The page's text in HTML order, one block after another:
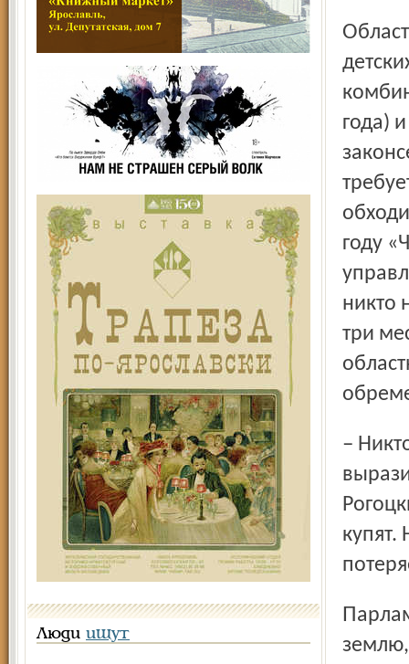
Люди ищут
Областное правительство планирует продать два бывших
года)
году
никто
три
– Никто не возьмёт лагерь с сохранением назначения, –
Парламентарии спросили, можно ли зарезервировать
землю,